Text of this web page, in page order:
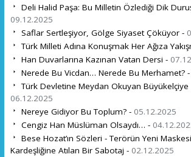
Deli Halid Paşa: Bu Milletin Özlediği Dik
09.12.2025
Saflar Sertleşiyor, Gölge Siyaset Çöküyor -
Türk Milleti Adına Konuşmak Her Ağıza
Han Duvarlarına Kazınan Vatan Dersi -
Nerede Bu Vicdan… Nerede Bu Merhamet? -
Türk Devletine Meydan Okuyan Büyükelçiye
06.12.2025
Nereye Gidiyor Bu Toplum? - 05.12.2025
Cengiz Han Müslüman Olsaydı… -
Bese Hozat’ın Sözleri - Terörün Yeni
Kardeşliğine Atılan Bir Sabotaj - 02.12.2025